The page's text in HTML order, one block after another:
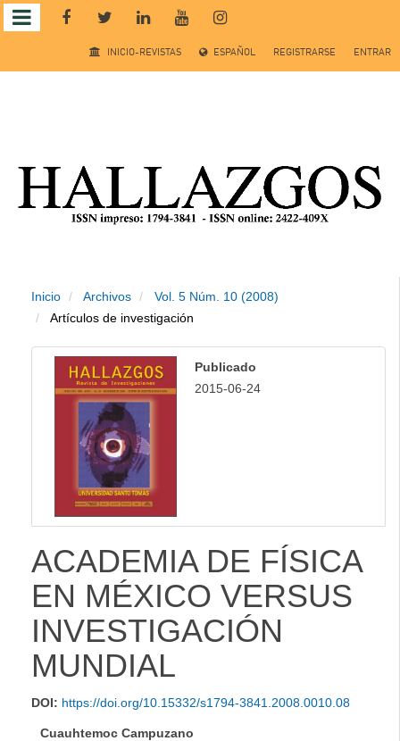
Salto
rápido
Navegación
principal
Contenido
principal
Barra
INICIO-REVISTAS ESPAÑOL REGISTRARSE ENTRAR
Inicio Archivos
Vol. 5 Núm. 10 (2008)
Artículos de investigación
Publicado
2015-06-24
ACADEMIA DE FÍSICA
EN MÉXICO VERSUS
INVESTIGACIÓN
MUNDIAL
DOI: https://doi.org/10.15332/s1794-3841.2008.0010.08
Cuauhtemoc Campuzano